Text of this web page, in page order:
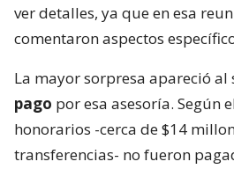
ver detalles, ya que en esa
comentaron aspectos
La mayor sorpresa apareció al
pago por esa asesoría. Según
honorarios -cerca de $14
transferencias- no fueron